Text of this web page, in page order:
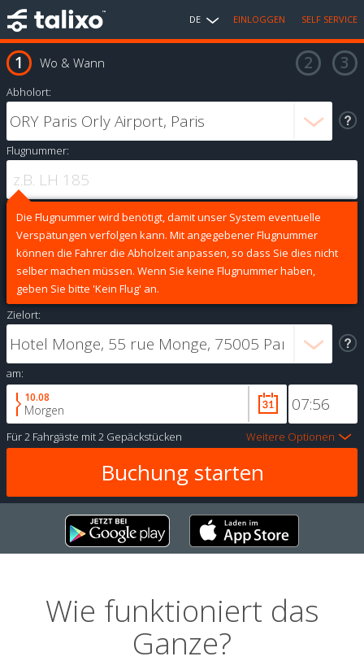
DE EINLOGGEN SELF SERVICE
Wo & Wann
Abholort:
Flugnummer:
Die Flugnummer wird benötigt, damit unser System eventuelle
Verspätungen verfolgen kann. Mit angegebener Flugnummer
können die Fahrer die Abholzeit anpassen, so dass Sie dies nicht
selber machen müssen. Wenn Sie keine Flugnummer haben,
geben Sie bitte 'Kein Flug' an.
Zielort:
am:
10.08
Morgen
Für2 Fahrgäste mit2 Gepäckstücken Weitere Optionen
Wie funktioniert das
Ganze?